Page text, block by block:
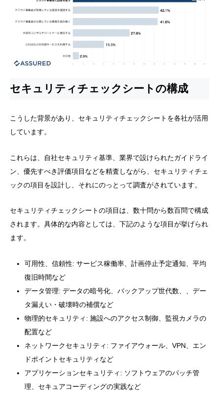
セキュリティチェックシートの構成
こうした背景があり、セキュリティチェックシートを各社が活用
しています。
これらは、自社セキュリティ基準、業界で設けられたガイドライ
ン、優先すべき評価項目などを精査しながら、セキュリティチェ
ックの項目を設計し、それにのっとって調査がされています。
セキュリティチェックシートの項目は、数十問から数百問で構成
されます。具体的な内容としては、下記のような項目が挙げられ
ます。
可用性、信頼性: サービス稼働率、計画停止予定通知、平均
復旧時間など
データ管理: データの暗号化、バックアップ世代数、、デー
タ漏えい・破壊時の補償など
物理的セキュリティ: 施設へのアクセス制御、監視カメラの
配置など
ネットワークセキュリティ: ファイアウォール、VPN、エン
ドポイントセキュリティなど
アプリケーションセキュリティ: ソフトウェアのパッチ管
理、セキュアコーディングの実践など